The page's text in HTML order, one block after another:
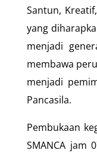
Santun,
yang
menjadi
membawa
menjadi
Pancasila.
Pembukaan
SMANCA jam